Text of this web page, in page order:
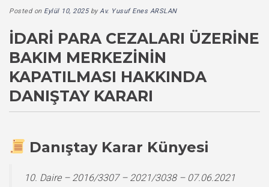
Posted on Eylül 10, 2025byAv. Yusuf Enes ARSLAN
İDARI PARA CEZALARI ÜZERINE
BAKIM MERKEZININ
KAPATILMASI HAKKINDA
DANIŞTAY KARARI
Danıştay Karar Künyesi
10. Daire – 2016/3307 – 2021/3038 – 07.06.2021